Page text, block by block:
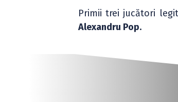
Primii trei jucători
Alexandru Pop.